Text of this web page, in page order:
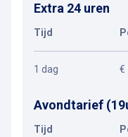
Extra 24 uren
Tijd
1 dag €
Avondtarief
Tijd